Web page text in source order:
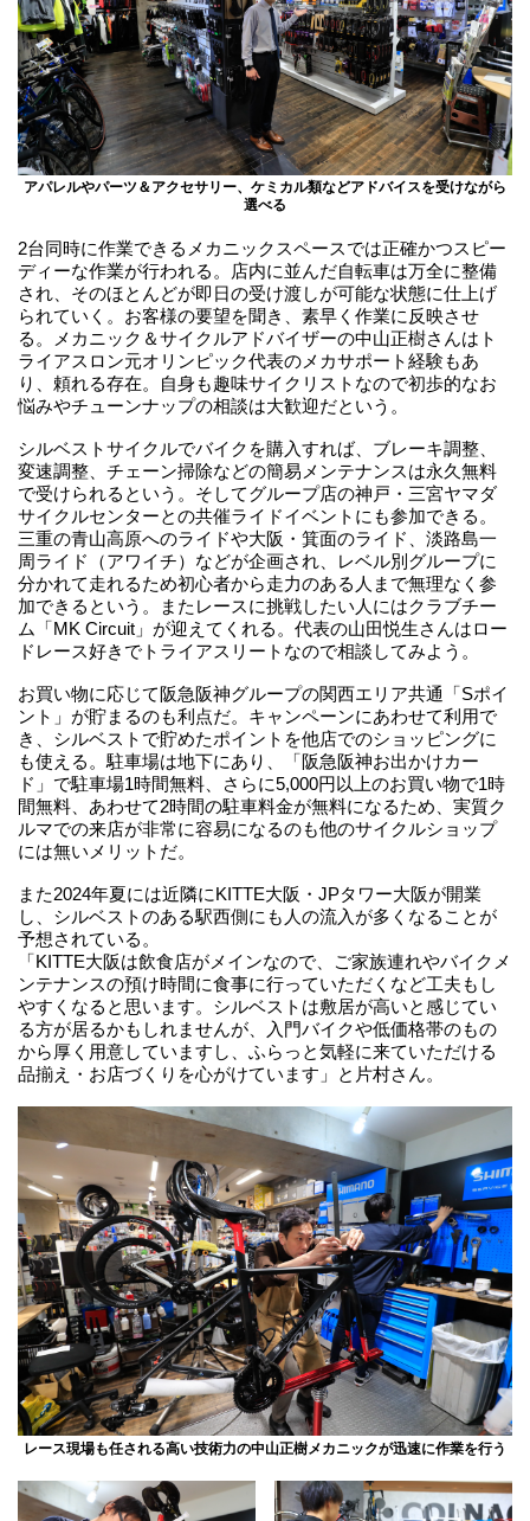
アパレルやパーツ＆アクセサリー、ケミカル類などアドバイスを受けながら
選べる
2台同時に作業できるメカニックスペースでは正確かつスピー
ディーな作業が行われる。店内に並んだ自転車は万全に整備
され、そのほとんどが即日の受け渡しが可能な状態に仕上げ
られていく。お客様の要望を聞き、素早く作業に反映させ
る。メカニック＆サイクルアドバイザーの中山正樹さんはト
ライアスロン元オリンピック代表のメカサポート経験もあ
り、頼れる存在。自身も趣味サイクリストなので初歩的なお
悩みやチューンナップの相談は大歓迎だという。
シルベストサイクルでバイクを購入すれば、ブレーキ調整、
変速調整、チェーン掃除などの簡易メンテナンスは永久無料
で受けられるという。そしてグループ店の神戸・三宮ヤマダ
サイクルセンターとの共催ライドイベントにも参加できる。
三重の青山高原へのライドや大阪・箕面のライド、淡路島一
周ライド（アワイチ）などが企画され、レベル別グループに
分かれて走れるため初心者から走力のある人まで無理なく参
加できるという。またレースに挑戦したい人にはクラブチー
ム「MK Circuit」が迎えてくれる。代表の山田悦生さんはロー
ドレース好きでトライアスリートなので相談してみよう。
お買い物に応じて阪急阪神グループの関西エリア共通「Sポイ
ント」が貯まるのも利点だ。キャンペーンにあわせて利用で
き、シルベストで貯めたポイントを他店でのショッピングに
も使える。駐車場は地下にあり、「阪急阪神お出かけカー
ド」で駐車場1時間無料、さらに5,000円以上のお買い物で1時
間無料、あわせて2時間の駐車料金が無料になるため、実質ク
ルマでの来店が非常に容易になるのも他のサイクルショップ
には無いメリットだ。
また2024年夏には近隣にKITTE大阪・JPタワー大阪が開業
し、シルベストのある駅西側にも人の流入が多くなることが
予想されている。
「KITTE大阪は飲食店がメインなので、ご家族連れやバイクメ
ンテナンスの預け時間に食事に行っていただくなど工夫もし
やすくなると思います。シルベストは敷居が高いと感じてい
る方が居るかもしれませんが、入門バイクや低価格帯のもの
から厚く用意していますし、ふらっと気軽に来ていただける
品揃え・お店づくりを心がけています」と片村さん。
レース現場も任される高い技術力の中山正樹メカニックが迅速に作業を行う